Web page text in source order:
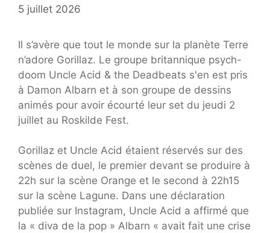
5 juillet 2026
Il s’avère que tout le monde sur la planète Terre
n’adore Gorillaz. Le groupe britannique psych-
doom Uncle Acid & the Deadbeats s'en est pris
à Damon Albarn et à son groupe de dessins
animés pour avoir écourté leur set du jeudi 2
juillet au Roskilde Fest.
Gorillaz et Uncle Acid étaient réservés sur des
scènes de duel, le premier devant se produire à
22h sur la scène Orange et le second à 22h15
sur la scène Lagune. Dans une déclaration
publiée sur Instagram, Uncle Acid a affirmé que
la « diva de la pop » Albarn « avait fait une crise